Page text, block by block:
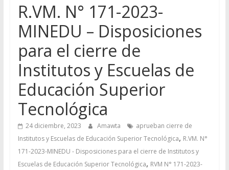
R.VM. N° 171-2023-
MINEDU – Disposiciones
para el cierre de
Institutos y Escuelas de
Educación Superior
Tecnológica
24 diciembre, 2023 Amawta
aprueban cierre de
Institutos y Escuelas de Educación Superior Tecnológica, R.VM. N°
171-2023-MINEDU - Disposiciones para el cierre de Institutos y
Escuelas de Educación Superior Tecnológica, RVM N° 171-2023-